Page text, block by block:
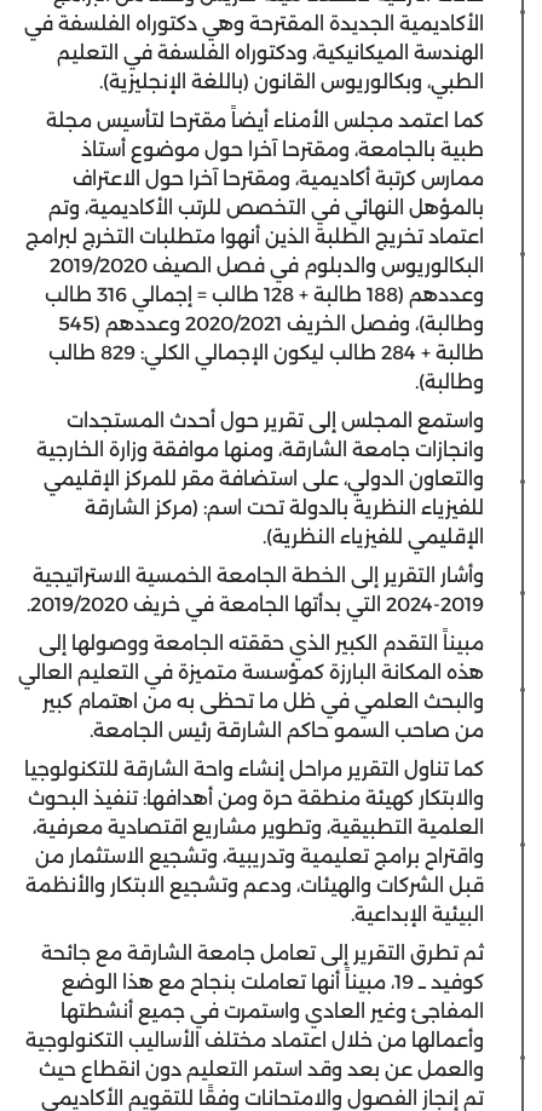
الأكاديمية الجديدة المقترحة وهي دكتوراه الفلسفة في
الهندسة الميكانيكية، ودكتوراه الفلسفة في التعليم
الطبي، وبكالوريوس القانون (باللغة الإنجليزية).
كما اعتمد مجلس الأمناء أيضاً مقترحا لتأسيس مجلة
طبية بالجامعة، ومقترحا آخرا حول موضوع أستاذ
ممارس كرتبة أكاديمية، ومقترحا آخرا حول الاعتراف
بالمؤهل النهائي في التخصص للرتب الأكاديمية، وتم
اعتماد تخريج الطلبة الذين أنهوا متطلبات التخرج لبرامج
البكالوريوس والدبلوم في فصل الصيف 2019/2020
وعددهم (188 طالبة + 128 طالب = إجمالي 316 طالب
وطالبة)، وفصل الخريف 2020/2021 وعددهم (545
طالبة + 284 طالب ليكون الإجمالي الكلي: 829 طالب
وطالبة).
واستمع المجلس إلى تقرير حول أحدث المستجدات
وانجازات جامعة الشارقة، ومنها موافقة وزارة الخارجية
والتعاون الدولي، على استضافة مقر للمركز الإقليمي
للفيزياء النظرية بالدولة تحت اسم: (مركز الشارقة
الإقليمي للفيزياء النظرية).
وأشار التقرير إلى الخطة الجامعة الخمسية الاستراتيجية
2019-2024 التي بدأتها الجامعة في خريف 2019/2020.
مبيناً التقدم الكبير الذي حققته الجامعة ووصولها إلى
هذه المكانة البارزة كمؤسسة متميزة في التعليم العالي
والبحث العلمي في ظل ما تحظى به من اهتمام كبير
من صاحب السمو حاكم الشارقة رئيس الجامعة.
كما تناول التقرير مراحل إنشاء واحة الشارقة للتكنولوجيا
والابتكار كهيئة منطقة حرة ومن أهدافها: تنفيذ البحوث
العلمية التطبيقية، وتطوير مشاريع اقتصادية معرفية،
واقتراح برامج تعليمية وتدريبية، وتشجيع الاستثمار من
قبل الشركات والهيئات، ودعم وتشجيع الابتكار والأنظمة
البيئية الإبداعية.
ثم تطرق التقرير إلى تعامل جامعة الشارقة مع جائحة
كوفيد ــ 19، مبيناً أنها تعاملت بنجاح مع هذا الوضع
المفاجئ وغير العادي واستمرت في جميع أنشطتها
وأعمالها من خلال اعتماد مختلف الأساليب التكنولوجية
والعمل عن بعد وقد استمر التعليم دون انقطاع حيث
تم إنجاز الفصول والامتحانات وفقًا للتقويم الأكاديمي